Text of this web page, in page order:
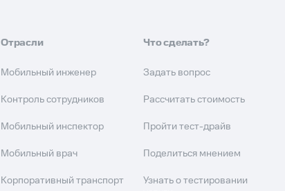
Отрасли
Мобильный инженер
Контроль сотрудников
Мобильный инспектор
Мобильный врач
Корпоративный транспорт
Что сделать?
Задать вопрос
Рассчитать стоимость
Пройти тест-драйв
Поделиться мнением
Узнать о тестировании